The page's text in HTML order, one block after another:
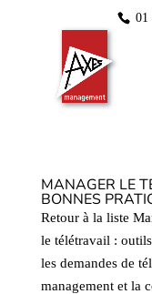
01
MANAGER LE
BONNES
Retour à la liste
le télétravail :
les demandes de
management et la